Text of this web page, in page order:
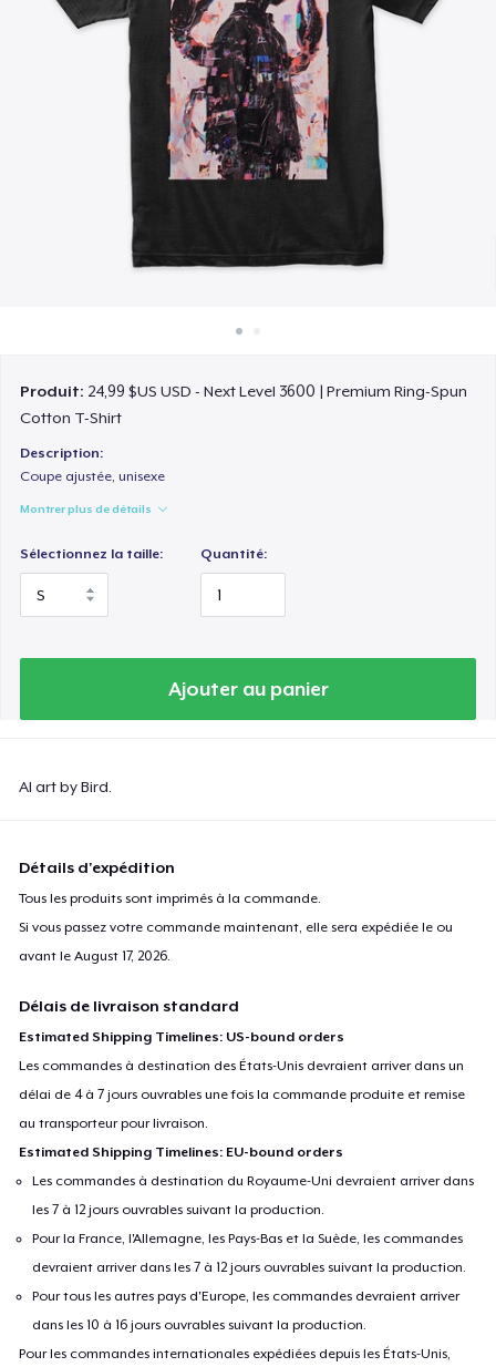
Vendez partout
Vendre n'importe quoi
Produit: 24,99 $US USD - Next Level 3600 | Premium Ring-Spun
Cotton T-Shirt
Description:
Coupe ajustée, unisexe
Montrer plus de détails
Sélectionnez la taille: Quantité:
Ajouter au panier
AI art by Bird.
Détails d'expédition
Tous les produits sont imprimés à la commande.
Si vous passez votre commande maintenant, elle sera expédiée le ou
avant leAugust 17, 2026
Délais de livraison standard
Estimated Shipping Timelines: US-bound orders
Les commandes à destination des États-Unis devraient arriver dans un
délai de 4 à 7 jours ouvrables une fois la commande produite et remise
au transporteur pour livraison.
Estimated Shipping Timelines: EU-bound orders
Les commandes à destination du Royaume-Uni devraient arriver dans
les 7 à 12 jours ouvrables suivant la production.
Pour la France, l'Allemagne, les Pays-Bas et la Suède, les commandes
devraient arriver dans les 7 à 12 jours ouvrables suivant la production.
Pour tous les autres pays d'Europe, les commandes devraient arriver
dans les 10 à 16 jours ouvrables suivant la production.
Pour les commandes internationales expédiées depuis les États-Unis,